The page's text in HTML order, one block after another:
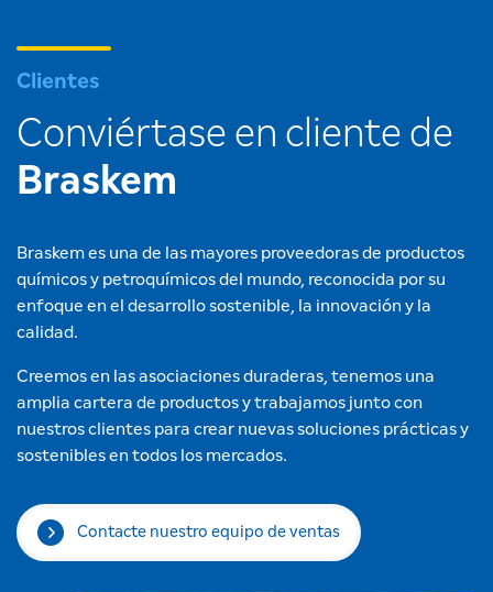
Clientes
Conviértase en cliente de
Braskem
Braskem es una de las mayores proveedoras de productos
químicos y petroquímicos del mundo, reconocida por su
enfoque en el desarrollo sostenible, la innovación y la
calidad.
Creemos en las asociaciones duraderas, tenemos una
amplia cartera de productos y trabajamos junto con
nuestros clientes para crear nuevas soluciones prácticas y
sostenibles en todos los mercados.
Contacte nuestro equipo de ventas